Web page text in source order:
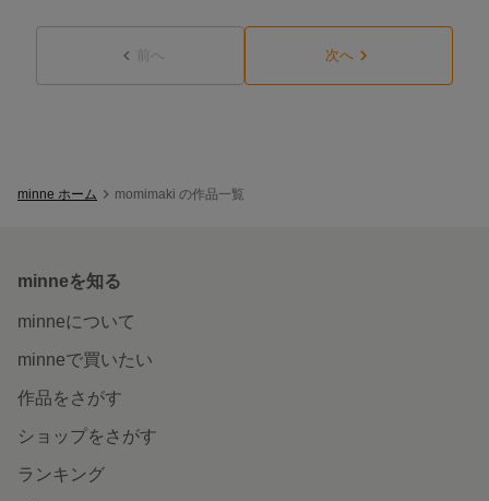
前へ 次へ
minne ホーム momimaki の作品一覧
minneを知る
minneについて
minneで買いたい
作品をさがす
ショップをさがす
ランキング